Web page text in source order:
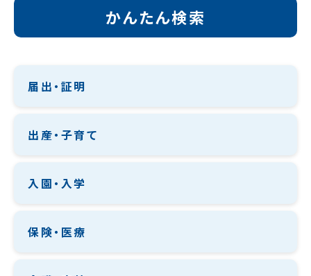
かんたん検索
届出・証明
出産・子育て
入園・入学
保険・医療